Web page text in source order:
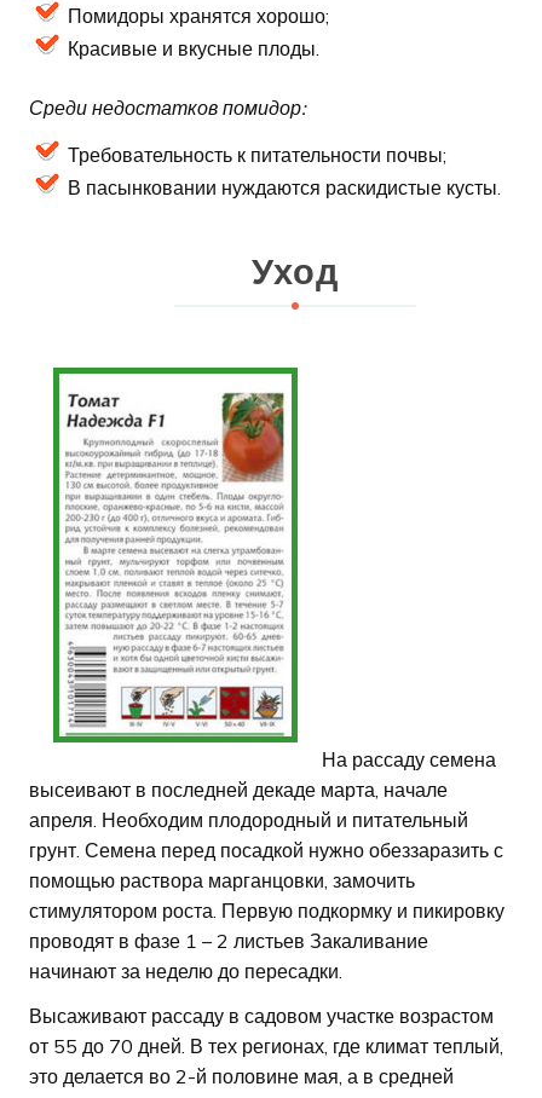
Помидоры хранятся хорошо;
Красивые и вкусные плоды.
Среди недостатков помидор:
Требовательность к питательности почвы;
В пасынковании нуждаются раскидистые кусты.
Уход
На рассаду семена
высеивают в последней декаде марта, начале
апреля. Необходим плодородный и питательный
грунт. Семена перед посадкой нужно обеззаразить с
помощью раствора марганцовки, замочить
стимулятором роста. Первую подкормку и пикировку
проводят в фазе 1 – 2 листьев Закаливание
начинают за неделю до пересадки.
Высаживают рассаду в садовом участке возрастом
от 55 до 70 дней. В тех регионах, где климат теплый,
это делается во 2-й половине мая, а в средней